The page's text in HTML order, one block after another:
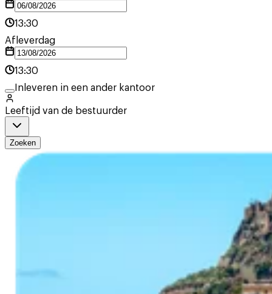
13:30
Afleverdag
13:30
Inleveren in een ander kantoor
Leeftijd van de bestuurder
Zoeken